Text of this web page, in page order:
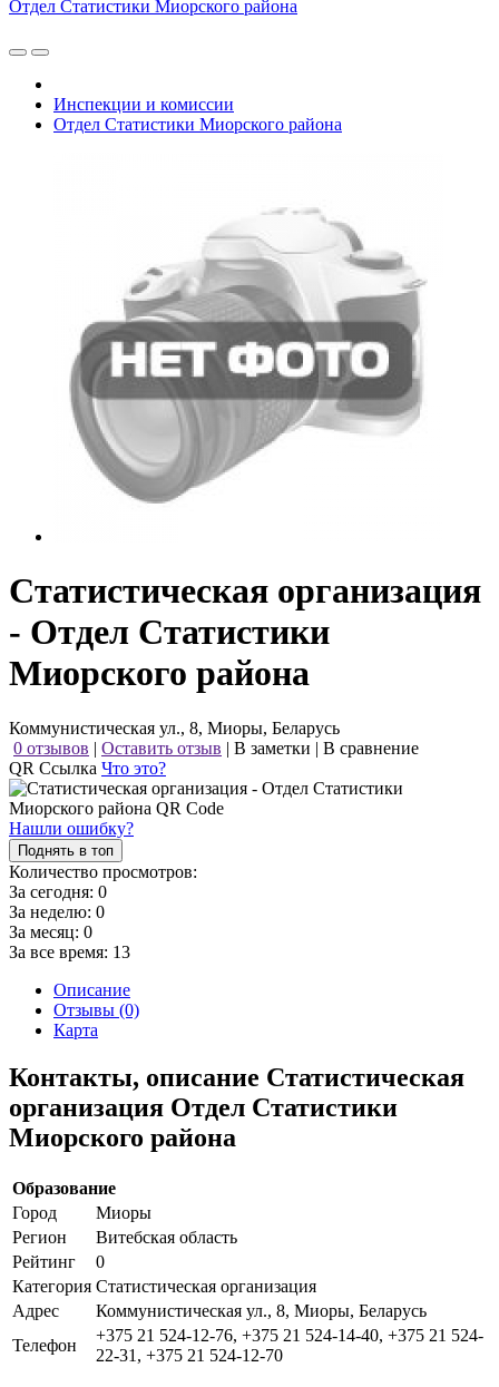
Отдел Статистики Миорского района
Инспекции и комиссии
Отдел Статистики Миорского района
Статистическая организация
- Отдел Статистики
Миорского района
Коммунистическая ул., 8, Миоры, Беларусь
0 отзывов | Оставить отзыв | В заметки | В сравнение
QR Ссылка Что это?
Нашли ошибку?
Поднять в топ
Количество просмотров:
За сегодня: 0
За неделю: 0
За месяц: 0
За все время: 13
Описание
Отзывы (0)
Карта
Контакты, описание Статистическая
организация Отдел Статистики
Миорского района
Образование
Город
Миоры
Регион
Витебская область
Рейтинг
0
Категория Статистическая организация
Адрес
Коммунистическая ул., 8, Миоры, Беларусь
Телефон
+375 21 524-12-76, +375 21 524-14-40, +375 21 524-
22-31, +375 21 524-12-70